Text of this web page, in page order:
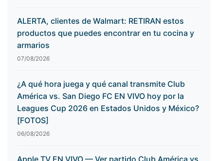
ALERTA, clientes de Walmart: RETIRAN estos
productos que puedes encontrar en tu cocina y
armarios
07/08/2026
¿A qué hora juega y qué canal transmite Club
América vs. San Diego FC EN VIVO hoy por la
Leagues Cup 2026 en Estados Unidos y México?
[FOTOS]
06/08/2026